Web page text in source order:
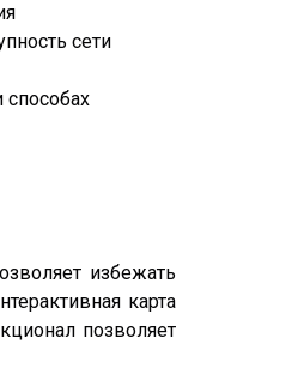
сети
избежать
карта
позволяет